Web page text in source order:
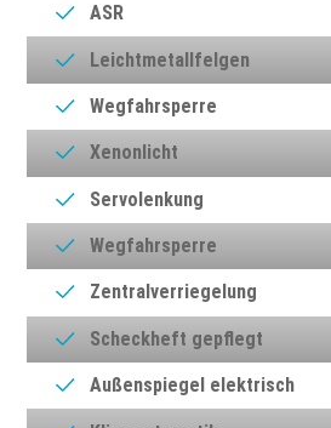
ASR
Leichtmetallfelgen
Wegfahrsperre
Xenonlicht
Servolenkung
Wegfahrsperre
Zentralverriegelung
Scheckheft gepflegt
Außenspiegel elektrisch